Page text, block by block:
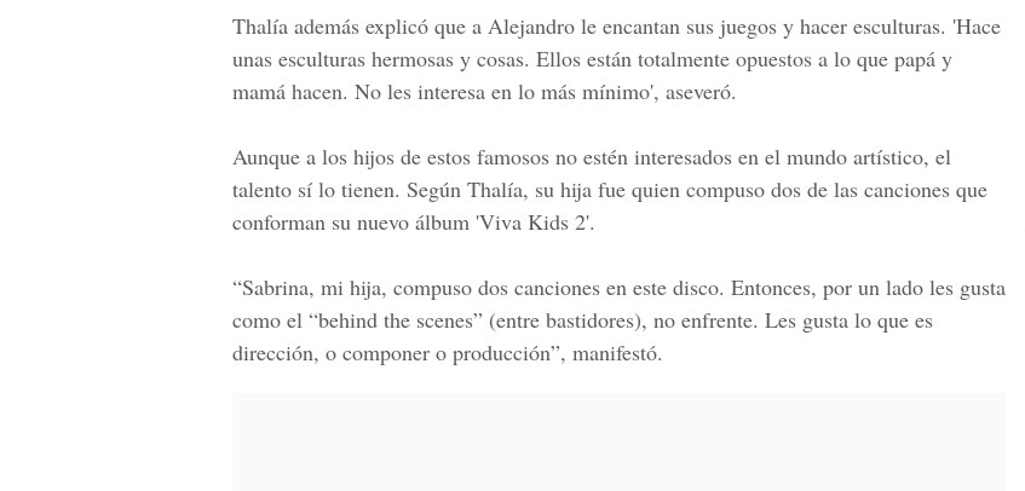
Thalía además explicó que a Alejandro le encantan sus juegos y hacer esculturas. 'Hace
unas esculturas hermosas y cosas. Ellos están totalmente opuestos a lo que papá y
mamá hacen. No les interesa en lo más mínimo', aseveró.
Aunque a los hijos de estos famosos no estén interesados en el mundo artístico, el
talento sí lo tienen. Según Thalía, su hija fue quien compuso dos de las canciones que
conforman su nuevo álbum 'Viva Kids 2'.
“Sabrina, mi hija, compuso dos canciones en este disco. Entonces, por un lado les gusta
como el “behind the scenes” (entre bastidores), no enfrente. Les gusta lo que es
dirección, o componer o producción”, manifestó.